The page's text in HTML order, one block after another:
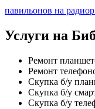
павильонов на
Услуги на
Ремонт
Ремонт
Скупка б/у
Скупка б/у
Скупка б/у